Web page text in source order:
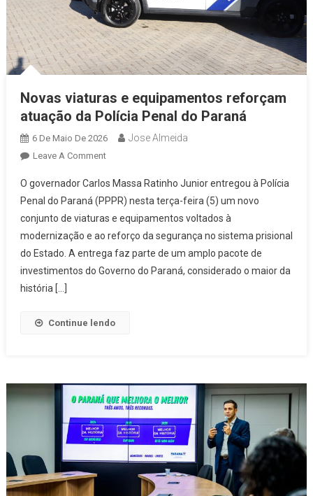
Novas viaturas e equipamentos reforçam
atuação da Polícia Penal do Paraná
6 De Maio De 2026 Jose Almeida
Leave A CommentOn
Viaturas
E
Equipamentos
Reforçam
Atuação
Da
O governador Carlos Massa Ratinho Junior entregou à Polícia
Penal do Paraná (PPPR) nesta terça-feira (5) um novo
conjunto de viaturas e equipamentos voltados à
modernização e ao reforço da segurança no sistema prisional
do Estado. A entrega faz parte de um amplo pacote de
investimentos do Governo do Paraná, considerado o maior da
história […]
Continue lendo